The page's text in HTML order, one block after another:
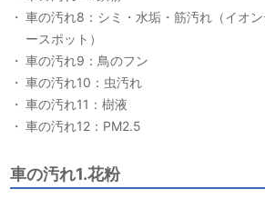
車の汚れ8：シミ・水垢・筋汚れ（イオ
ースポット）
車の汚れ9：鳥のフン
車の汚れ10：虫汚れ
車の汚れ11：樹液
車の汚れ12：PM2.5
車の汚れ1.花粉